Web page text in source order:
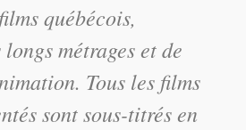
québécois,
métrages et de
Tous les films
sont sous-titrés en